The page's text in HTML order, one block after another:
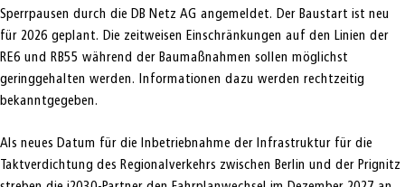
Sperrpausen durch die DB Netz AG angemeldet. Der Baustart ist neu
für 2026 geplant. Die zeitweisen Einschränkungen auf den Linien der
RE6 und RB55 während der Baumaßnahmen sollen möglichst
geringgehalten werden. Informationen dazu werden rechtzeitig
bekanntgegeben.
Als neues Datum für die Inbetriebnahme der Infrastruktur für die
Taktverdichtung des Regionalverkehrs zwischen Berlin und der Prignitz